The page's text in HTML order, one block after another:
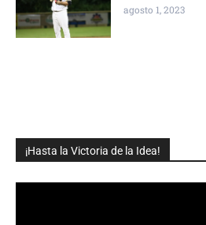
¡Hasta la Victoria de la Idea!
agosto 1, 2023